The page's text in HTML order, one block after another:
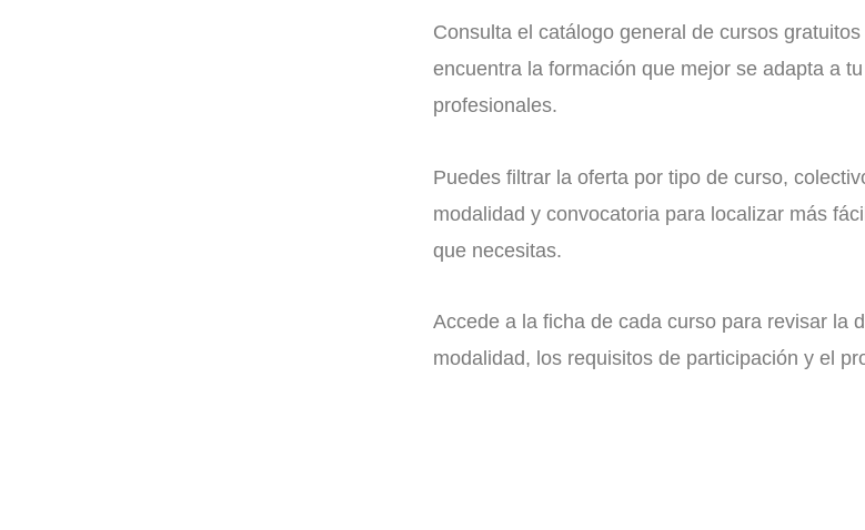
Consulta el catálogo general de cursos
encuentra la formación que mejor se adapta a
profesionales.
Puedes filtrar la oferta por tipo de curso,
modalidad y convocatoria para localizar más
que necesitas.
Accede a la ficha de cada curso para revisar la
modalidad, los requisitos de participación y el